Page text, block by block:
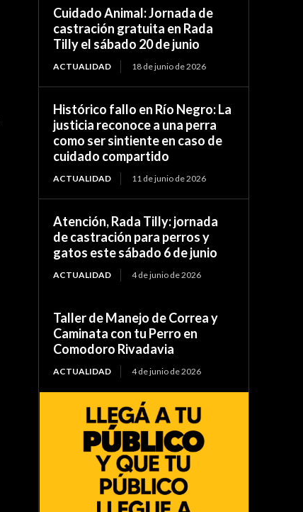
Cuidado Animal: Jornada de
castración gratuita en Rada
Tilly el sábado 20 de junio
ACTUALIDAD 18 de junio de 2026
Histórico fallo en Río Negro: La
justicia reconoce a una perra
como ser sintiente en caso de
cuidado compartido
ACTUALIDAD 11 de junio de 2026
Atención, Rada Tilly: jornada
de castración para perros y
gatos este sábado 6 de junio
ACTUALIDAD 4 de junio de 2026
Taller de Manejo de Correa y
Caminata con tu Perro en
Comodoro Rivadavia
ACTUALIDAD 4 de junio de 2026